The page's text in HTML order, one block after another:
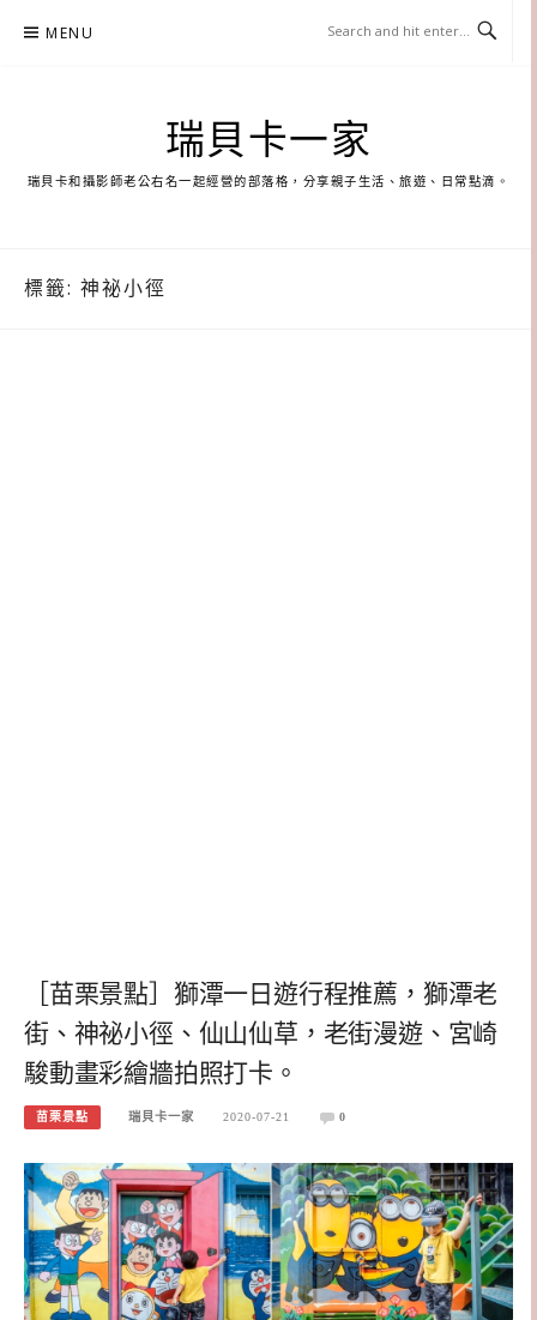
MENU
瑞貝卡一家
瑞貝卡和攝影師老公右名一起經營的部落格，分享親子生活、旅遊、日常點滴。
標籤: 神祕小徑
［苗栗景點］獅潭一日遊行程推薦，獅潭老
街、神祕小徑、仙山仙草，老街漫遊、宮崎
駿動畫彩繪牆拍照打卡。
苗栗景點 瑞貝卡一家 2020-07-21 0